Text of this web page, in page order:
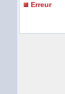
Erreur